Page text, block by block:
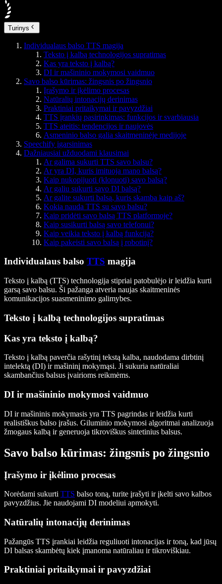
Turinys
Individualaus balso TTS magija
Teksto į kalbą technologijos supratimas
Kas yra teksto į kalbą?
DI ir mašininio mokymosi vaidmuo
Savo balso kūrimas: žingsnis po žingsnio
Įrašymo ir įkėlimo procesas
Natūralių intonacijų derinimas
Praktiniai pritaikymai ir pavyzdžiai
TTS įrankių pasirinkimas: funkcijos ir svarbiausia
TTS ateitis: tendencijos ir naujovės
Asmeninio balso galia skaitmeninėje medijoje
Speechify įgarsinimas
Dažniausiai užduodami klausimai
Ar galima sukurti TTS savo balsu?
Ar yra DI, kuris imituoja mano balsą?
Kaip nukopijuoti (klonuoti) savo balsą?
Ar galiu sukurti savo DI balsą?
Ar galite sukurti balsą, kuris skamba kaip aš?
Kokia nauda TTS su savo balsu?
Kaip pridėti savo balsą TTS platformoje?
Kaip susikurti balsą savo telefonui?
Kaip veikia teksto į kalbą funkcija?
Kaip pakeisti savo balsą į robotinį?
Individualaus balso TTS magija
Teksto į kalbą (TTS) technologija stipriai patobulėjo ir leidžia kurti
garsą savo balsu. Ši pažanga atveria naujas skaitmeninės
komunikacijos suasmeninimo galimybes.
Teksto į kalbą technologijos supratimas
Kas yra teksto į kalbą?
Teksto į kalbą paverčia rašytinį tekstą kalba, naudodama dirbtinį
intelektą (DI) ir mašininį mokymąsi. Ji sukuria natūraliai
skambančius balsus įvairioms reikmėms.
DI ir mašininio mokymosi vaidmuo
DI ir mašininis mokymasis yra TTS pagrindas ir leidžia kurti
realistiškus balso įrašus. Giluminio mokymosi algoritmai analizuoja
žmogaus kalbą ir generuoja tikroviškus sintetinius balsus.
Savo balso kūrimas: žingsnis po žingsnio
Įrašymo ir įkėlimo procesas
Norėdami sukurti TTS balso toną, turite įrašyti ir įkelti savo kalbos
pavyzdžius. Jie naudojami DI modeliui apmokyti.
Natūralių intonacijų derinimas
Pažangūs TTS įrankiai leidžia reguliuoti intonacijas ir toną, kad jūsų
DI balsas skambėtų kiek įmanoma natūraliau ir tikroviškiau.
Praktiniai pritaikymai ir pavyzdžiai